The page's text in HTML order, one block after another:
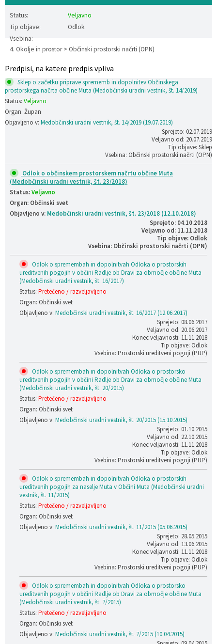
Status:
Veljavno
Tip objave:
Odlok
Vsebina:
4. Okolje in prostor > Občinski prostorski načrti (OPN)
Predpisi, na katere predpis vpliva
Sklep o začetku priprave sprememb in dopolnitev Občinskega
prostorskega načrta občine Muta (Medobčinski uradni vestnik, št. 14/2019)
Status: Veljavno
Organ: Župan
Objavljeno v: Medobčinski uradni vestnik, št. 14/2019 (19.07.2019)
Sprejeto: 02.07.2019
Veljavno od: 20.07.2019
Tip objave: Sklep
Vsebina: Občinski prostorski načrti (OPN)
Odlok o občinskem prostorskem načrtu občine Muta
(Medobčinski uradni vestnik, št. 23/2018)
Status:Veljavno
Organ: Občinski svet
Objavljeno v: Medobčinski uradni vestnik, št. 23/2018 (12.10.2018)
Sprejeto: 04.10.2018
Veljavno od: 11.11.2018
Tip objave: Odlok
Vsebina: Občinski prostorski načrti (OPN)
Odlok o spremembah in dopolnitvah Odloka o prostorskih
ureditvenih pogojih v občini Radlje ob Dravi za območje občine Muta
(Medobčinski uradni vestnik, št. 16/2017)
Status: Pretečeno / razveljavljeno
Organ: Občinski svet
Objavljeno v: Medobčinski uradni vestnik, št. 16/2017 (12.06.2017)
Sprejeto: 08.06.2017
Veljavno od: 20.06.2017
Konec veljavnosti: 11.11.2018
Tip objave: Odlok
Vsebina: Prostorski ureditveni pogoji (PUP)
Odlok o spremembah in dopolnitvah Odloka o prostorsko
ureditvenih pogojih v občini Radlje ob Dravi za območje občine Muta
(Medobčinski uradni vestnik, št. 20/2015)
Status: Pretečeno / razveljavljeno
Organ: Občinski svet
Objavljeno v: Medobčinski uradni vestnik, št. 20/2015 (15.10.2015)
Sprejeto: 01.10.2015
Veljavno od: 22.10.2015
Konec veljavnosti: 11.11.2018
Tip objave: Odlok
Vsebina: Prostorski ureditveni pogoji (PUP)
Odlok o spremembah in dopolnitvah Odloka o prostorskih
ureditvenih pogojih za naselje Muta v Občini Muta (Medobčinski uradni
vestnik, št. 11/2015)
Status: Pretečeno / razveljavljeno
Organ: Občinski svet
Objavljeno v: Medobčinski uradni vestnik, št. 11/2015 (05.06.2015)
Sprejeto: 28.05.2015
Veljavno od: 13.06.2015
Konec veljavnosti: 11.11.2018
Tip objave: Odlok
Vsebina: Prostorski ureditveni pogoji (PUP)
Odlok o spremembah in dopolnitvah Odloka o prostorsko
ureditvenih pogojih v občini Radlje ob Dravi za območje občine Muta
(Medobčinski uradni vestnik, št. 7/2015)
Status: Pretečeno / razveljavljeno
Organ: Občinski svet
Objavljeno v: Medobčinski uradni vestnik, št. 7/2015 (10.04.2015)
Katalog informacij javnega značaja
Lokalne volitve